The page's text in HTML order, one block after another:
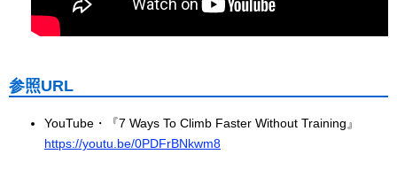
参照URL
YouTube・『7 Ways To Climb Faster Without Training』
https://youtu.be/0PDFrBNkwm8